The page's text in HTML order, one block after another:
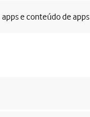
e conteúdo de apps